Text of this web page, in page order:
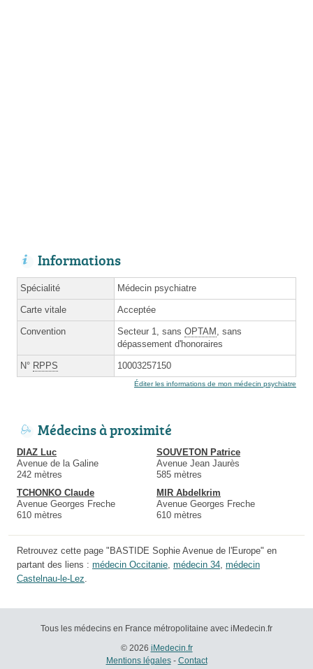
Informations
Spécialité Médecin psychiatre
Carte vitale Acceptée
Convention Secteur 1, sans OPTAM
, sans
dépassement d'honoraires
N° RPPS 10003257150
Éditer les informations de mon médecin psychiatre
Médecins à proximité
DIAZ Luc
Avenue de la Galine
242 mètres
SOUVETON Patrice
Avenue Jean Jaurès
585 mètres
TCHONKO Claude
Avenue Georges Freche
610 mètres
MIR Abdelkrim
Avenue Georges Freche
610 mètres
Retrouvez cette page "BASTIDE Sophie Avenue de l'Europe" en
partant des liens : médecin Occitanie médecin 34 médecin
Castelnau-le-Lez
Tous les médecins en France métropolitaine avec iMedecin.fr
© 2026 iMedecin.fr
Mentions légales- Contact